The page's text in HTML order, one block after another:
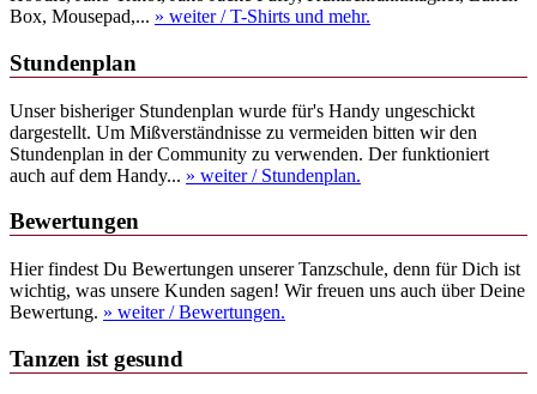
Box, Mousepad,... » weiter/ T-Shirts und mehr.
Stundenplan
Unser bisheriger Stundenplan wurde für's Handy ungeschickt
dargestellt. Um Mißverständnisse zu vermeiden bitten wir den
Stundenplan in der Community zu verwenden. Der funktioniert
auch auf dem Handy... » weiter/ Stundenplan.
Bewertungen
Hier findest Du Bewertungen unserer Tanzschule, denn für Dich ist
wichtig, was unsere Kunden sagen! Wir freuen uns auch über Deine
Bewertung. » weiter/ Bewertungen.
Tanzen ist gesund